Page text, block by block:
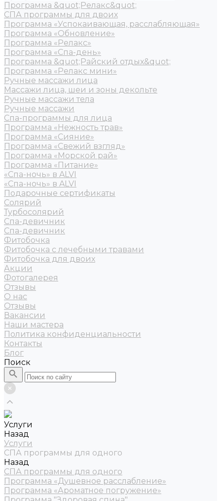
Программа &quot;Релакс&quot;
СПА программы для двоих
Программа «Успокаивающая, расслабляющая»
Программа «Обновление»
Программа «Релакс»
Программа «Спа-день»
Программа &quot;Райский отдых&quot;
Программа «Релакс мини»
Ручные массажи лица
Массажи лица, шеи и зоны декольте
Ручные массажи тела
Ручные массажи
Спа-программы для лица
Программа «Нежность трав»
Программа «Сияние»
Программа «Свежий взгляд»
Программа «Морской рай»
Программа «Питание»
«Спа-ночь» в ALVI
«Спа-ночь» в ALVI
Подарочные сертификаты
Солярий
Турбосолярий
Спа-девичник
Спа-девичник
Фитобочка
Фитобочка с лечебными травами
Фитобочка для двоих
Акции
Фотогалерея
Отзывы
О нас
Отзывы
Вакансии
Наши мастера
Политика конфиденциальности
Контакты
Блог
Поиск
Услуги
Назад
Услуги
СПА программы для одного
Назад
СПА программы для одного
Программа «Душевное расслабление»
Программа «Ароматное погружение»